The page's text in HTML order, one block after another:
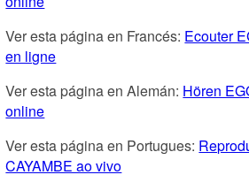
Ver esta página en Francés: Ecouter
en ligne
Ver esta página en Alemán: Hören
online
Ver esta página en Portugues:
CAYAMBE ao vivo